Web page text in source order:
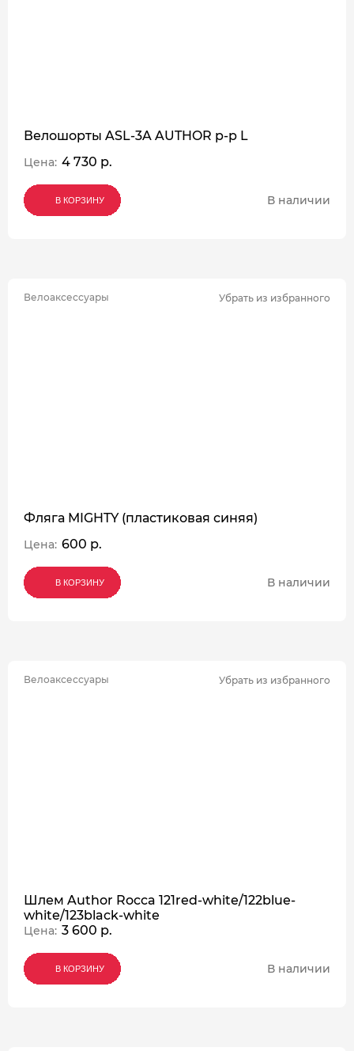
Велошорты ASL-3A AUTHOR р-р L
Цена: 4 730 р.
В КОРЗИНУ
В КОРЗИНУ
В КОРЗИНУ В наличии
Велоаксессуары Убрать из избранного
Фляга MIGHTY (пластиковая синяя)
Цена: 600 р.
В КОРЗИНУ
В КОРЗИНУ
В КОРЗИНУ В наличии
Велоаксессуары Убрать из избранного
Шлем Author Rocca 121red-white/122blue-
white/123black-white
Цена: 3 600 р.
В КОРЗИНУ
В КОРЗИНУ
В КОРЗИНУ В наличии